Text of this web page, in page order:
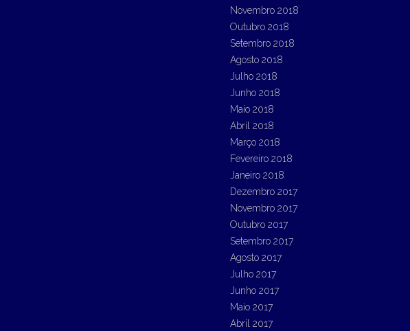
Novembro 2018
Outubro 2018
Setembro 2018
Agosto 2018
Julho 2018
Junho 2018
Maio 2018
Abril 2018
Março 2018
Fevereiro 2018
Janeiro 2018
Dezembro 2017
Novembro 2017
Outubro 2017
Setembro 2017
Agosto 2017
Julho 2017
Junho 2017
Maio 2017
Abril 2017